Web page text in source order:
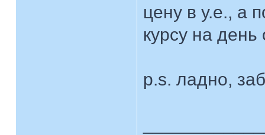
цену в у.е., а
курсу на
p.s. ладно,